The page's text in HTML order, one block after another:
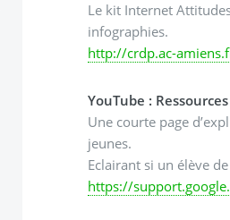
Le kit Internet
infographies.
http://crdp.ac-
YouTube :
Une courte page
jeunes.
Eclairant si un élève
https://